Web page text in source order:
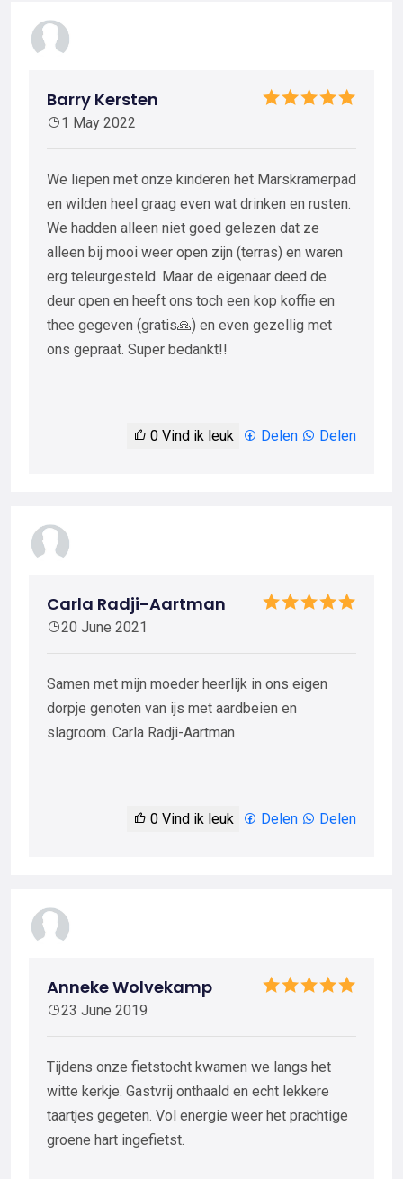
Barry Kersten
1 May 2022
We liepen met onze kinderen het Marskramerpad
en wilden heel graag even wat drinken en rusten.
We hadden alleen niet goed gelezen dat ze
alleen bij mooi weer open zijn (terras) en waren
erg teleurgesteld. Maar de eigenaar deed de
deur open en heeft ons toch een kop koffie en
thee gegeven (gratis🙏) en even gezellig met
ons gepraat. Super bedankt!!
0 Vind ik leuk Delen Delen
Carla Radji-Aartman
20 June 2021
Samen met mijn moeder heerlijk in ons eigen
dorpje genoten van ijs met aardbeien en
slagroom. Carla Radji-Aartman
0 Vind ik leuk Delen Delen
Anneke Wolvekamp
23 June 2019
Tijdens onze fietstocht kwamen we langs het
witte kerkje. Gastvrij onthaald en echt lekkere
taartjes gegeten. Vol energie weer het prachtige
groene hart ingefietst.